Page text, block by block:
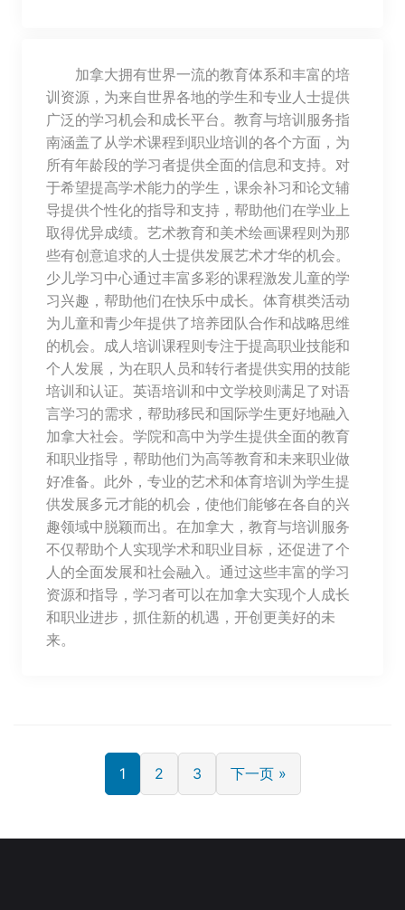
加拿大拥有世界一流的教育体系和丰富的培
训资源，为来自世界各地的学生和专业人士提供
广泛的学习机会和成长平台。教育与培训服务指
南涵盖了从学术课程到职业培训的各个方面，为
所有年龄段的学习者提供全面的信息和支持。对
于希望提高学术能力的学生，课余补习和论文辅
导提供个性化的指导和支持，帮助他们在学业上
取得优异成绩。艺术教育和美术绘画课程则为那
些有创意追求的人士提供发展艺术才华的机会。
少儿学习中心通过丰富多彩的课程激发儿童的学
习兴趣，帮助他们在快乐中成长。体育棋类活动
为儿童和青少年提供了培养团队合作和战略思维
的机会。成人培训课程则专注于提高职业技能和
个人发展，为在职人员和转行者提供实用的技能
培训和认证。英语培训和中文学校则满足了对语
言学习的需求，帮助移民和国际学生更好地融入
加拿大社会。学院和高中为学生提供全面的教育
和职业指导，帮助他们为高等教育和未来职业做
好准备。此外，专业的艺术和体育培训为学生提
供发展多元才能的机会，使他们能够在各自的兴
趣领域中脱颖而出。在加拿大，教育与培训服务
不仅帮助个人实现学术和职业目标，还促进了个
人的全面发展和社会融入。通过这些丰富的学习
资源和指导，学习者可以在加拿大实现个人成长
和职业进步，抓住新的机遇，开创更美好的未
来。
1 2 3 下一页 »